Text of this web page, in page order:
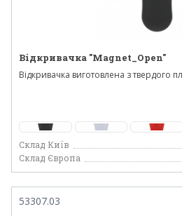
Відкривачка "Magnet_Open"
Відкривачка виготовлена ​​з твердого
Склад Київ
Склад Європа
53307.03